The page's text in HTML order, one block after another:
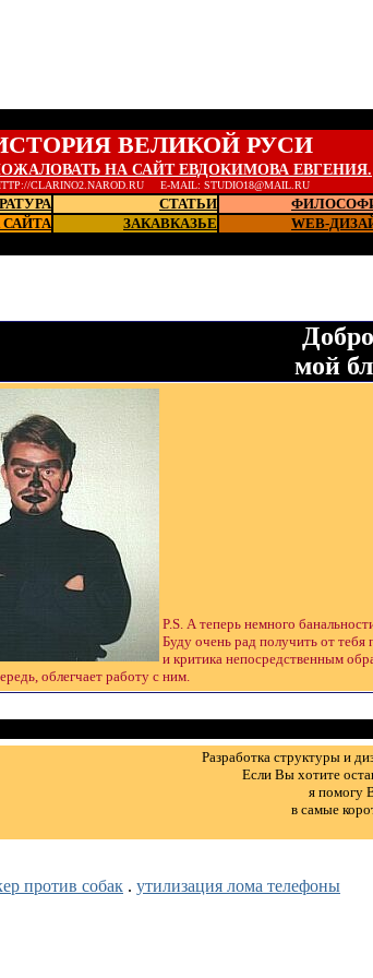
ВЕЛИКОЙ РУСИ
НА САЙТ ЕВДОКИМОВА ЕВГЕНИЯ.
CLARINO2.NAROD.RU E-MAIL: STUDIO18@MAIL.RU
СТАТЬИ
САЙТА ЗАКАВКАЗЬЕ WEB-
мой
P.S. А теперь немного
Буду очень рад получить от
и критика непосредственным
облегчает работу с ним.
Разработка структуры и
Если Вы хотите
я помогу
в самые
против собак . утилизация лома телефоны